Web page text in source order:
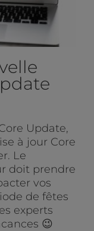
Update,
à jour Core
Le
doit prendre
vos
de fêtes
experts
😉